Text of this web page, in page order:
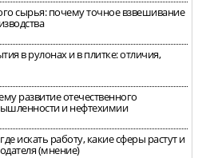
сырья: почему точное взвешивание
в рулонах и в плитке: отличия,
развитие отечественного
и нефтехимии
искать работу, какие сферы растут и
(мнение)